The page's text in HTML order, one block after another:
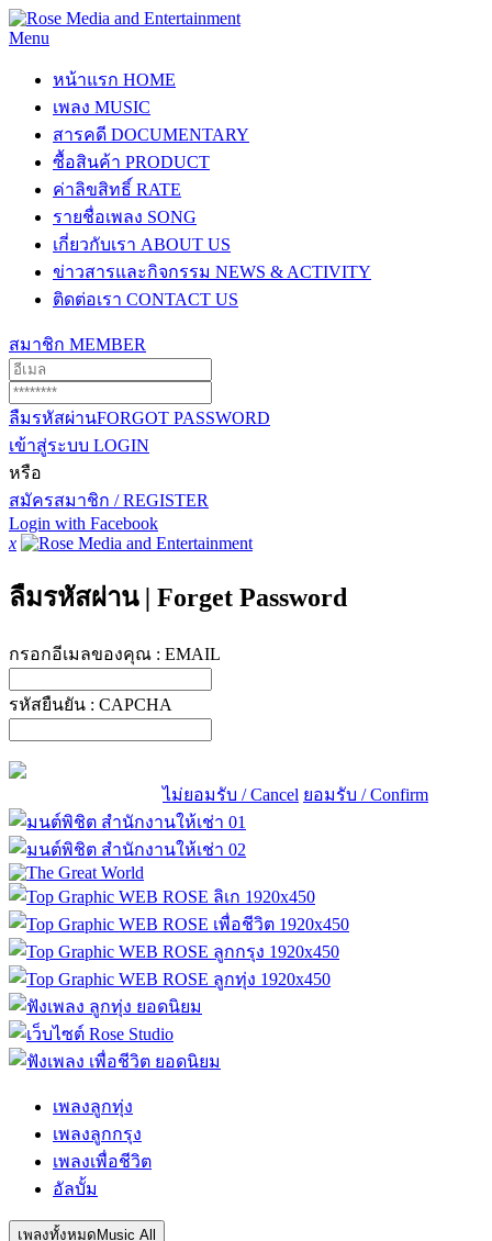
Menu
หน้าแรก HOME
เพลง MUSIC
สารคดี DOCUMENTARY
ซื้อสินค้า PRODUCT
ค่าลิขสิทธิ์ RATE
รายชื่อเพลง SONG
เกี่ยวกับเรา ABOUT US
ข่าวสารและกิจกรรม NEWS & ACTIVITY
ติดต่อเรา CONTACT US
สมาชิก MEMBER
ลืมรหัสผ่านFORGOT PASSWORD
เข้าสู่ระบบ LOGIN
หรือ
สมัครสมาชิก / REGISTER
Login with Facebook
x
ลืมรหัสผ่าน | Forget Password
กรอกอีเมลของคุณ : EMAIL
รหัสยืนยัน : CAPCHA
ไม่ยอมรับ / Cancel ยอมรับ / Confirm
เพลงลูกทุ่ง
เพลงลูกกรุง
เพลงเพื่อชีวิต
อัลบั้ม
เพลงทั้งหมด Music All